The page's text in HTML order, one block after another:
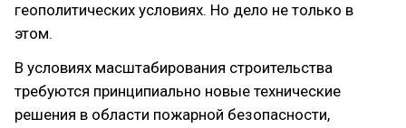
геополитических условиях. Но дело не только в
этом.
В условиях масштабирования строительства
требуются принципиально новые технические
решения в области пожарной безопасности,